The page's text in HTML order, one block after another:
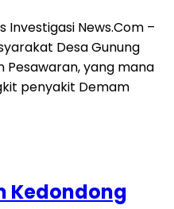
Investigasi News.Com –
Desa Gunung
Pesawaran, yang mana
penyakit Demam
Kedondong